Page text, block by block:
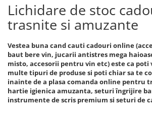
Lichidare de stoc
trasnite si amuzante
Vestea buna cand cauti cadouri online
baut bere vin, jucarii antistres mega
misto, accesorii pentru vin etc) este ca
multe tipuri de produse si poti chiar sa te
inainte de a plasa comanda online pentru
hartie igienica amuzanta, seturi îngrijire
instrumente de scris premium si seturi de